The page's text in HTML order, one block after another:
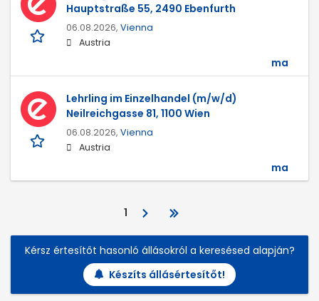
Hauptstraße 55, 2490 Ebenfurth
06.08.2026, Vienna
Austria
ma
Lehrling im Einzelhandel (m/w/d)
Neilreichgasse 81, 1100 Wien
06.08.2026, Vienna
Austria
ma
1
Kérsz értesítőt hasonló állásokról a keresésed alapján?
Készíts állásértesítőt!